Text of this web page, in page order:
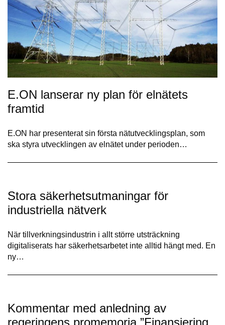
E.ON lanserar ny plan för elnätets
framtid
E.ON har presenterat sin första nätutvecklingsplan, som
ska styra utvecklingen av elnätet under perioden…
Stora säkerhetsutmaningar för
industriella nätverk
När tillverkningsindustrin i allt större utsträckning
digitaliserats har säkerhetsarbetet inte alltid hängt med. En
ny…
Kommentar med anledning av